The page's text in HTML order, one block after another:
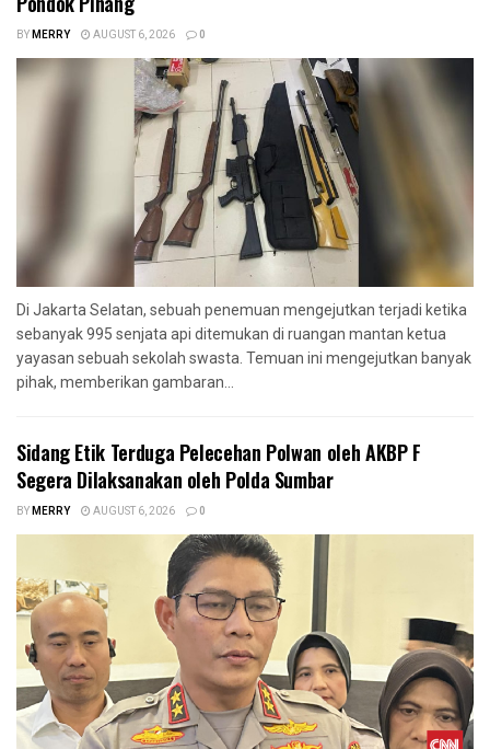
BYMERRY AUGUST 6, 2026 0
Di Jakarta Selatan, sebuah penemuan mengejutkan terjadi ketika
sebanyak 995 senjata api ditemukan di ruangan mantan ketua
yayasan sebuah sekolah swasta. Temuan ini mengejutkan banyak
pihak, memberikan gambaran...
Sidang Etik Terduga Pelecehan Polwan oleh AKBP F
Segera Dilaksanakan oleh Polda Sumbar
BYMERRY AUGUST 6, 2026 0